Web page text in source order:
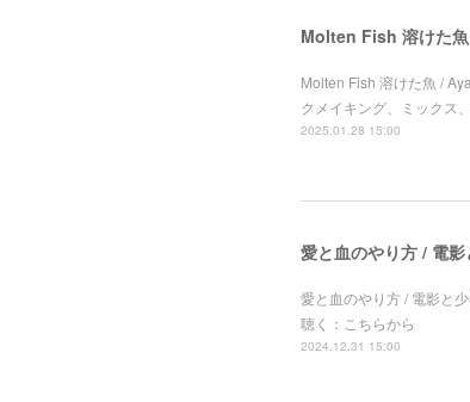
Molten Fish 溶けた
Molten Fish 溶けた魚 /
クメイキング、ミックス
2025.01.28 15:00
愛と血のやり方 / 電
愛と血のやり方 / 電影と
聴く：こちらから
2024.12.31 15:00